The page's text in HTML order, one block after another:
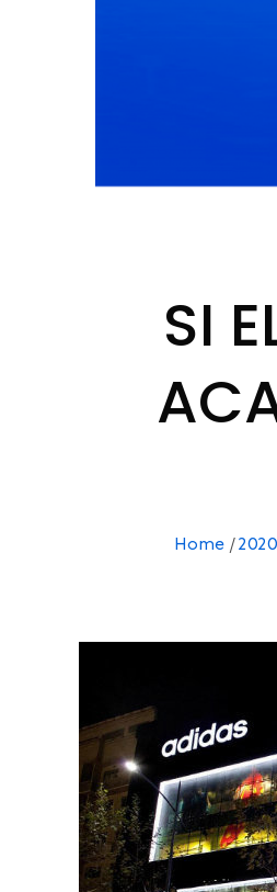
SI
Home 2020